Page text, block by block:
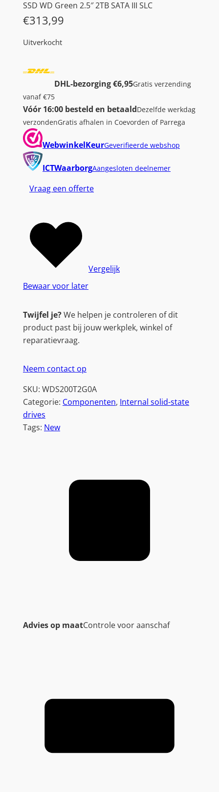
SSD WD Green 2.5″ 2TB SATA III SLC
€313,99
Uitverkocht
DHL-bezorging €6,95Gratis verzending
vanaf €75
Vóór 16:00 besteld en betaaldDezelfde werkdag
verzondenGratis afhalen in Coevorden of Parrega
WebwinkelKeurGeverifieerde webshop
ICTWaarborgAangesloten deelnemer
Vraag een offerte
Bewaar voor later
Vergelijk
Twijfel je?We helpen je controleren of dit
product past bij jouw werkplek, winkel of
reparatievraag.
Neem contact op
SKU: WDS200T2G0A
Categorie: Componenten, Internal solid-state
drives
Tags: New
Advies op maatControle voor aanschaf